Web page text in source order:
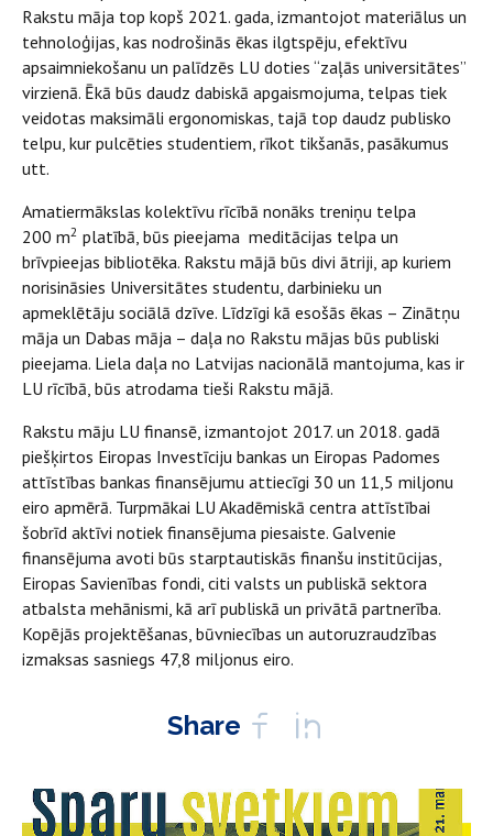
Rakstu māja top kopš 2021. gada, izmantojot materiālus un
tehnoloģijas, kas nodrošinās ēkas ilgtspēju, efektīvu
apsaimniekošanu un palīdzēs LU doties “zaļās universitātes”
virzienā. Ēkā būs daudz dabiskā apgaismojuma, telpas tiek
veidotas maksimāli ergonomiskas, tajā top daudz publisko
telpu, kur pulcēties studentiem, rīkot tikšanās, pasākumus
utt.
Amatiermākslas kolektīvu rīcībā nonāks treniņu telpa
200 m2 platībā, būs pieejama meditācijas telpa un
brīvpieejas bibliotēka. Rakstu mājā būs divi ātriji, ap kuriem
norisināsies Universitātes studentu, darbinieku un
apmeklētāju sociālā dzīve. Līdzīgi kā esošās ēkas – Zinātņu
māja un Dabas māja – daļa no Rakstu mājas būs publiski
pieejama. Liela daļa no Latvijas nacionālā mantojuma, kas ir
LU rīcībā, būs atrodama tieši Rakstu mājā.
Rakstu māju LU finansē, izmantojot 2017. un 2018. gadā
piešķirtos Eiropas Investīciju bankas un Eiropas Padomes
attīstības bankas finansējumu attiecīgi 30 un 11,5 miljonu
eiro apmērā. Turpmākai LU Akadēmiskā centra attīstībai
šobrīd aktīvi notiek finansējuma piesaiste. Galvenie
finansējuma avoti būs starptautiskās finanšu institūcijas,
Eiropas Savienības fondi, citi valsts un publiskā sektora
atbalsta mehānismi, kā arī publiskā un privātā partnerība.
Kopējās projektēšanas, būvniecības un autoruzraudzības
izmaksas sasniegs 47,8 miljonus eiro.
Share